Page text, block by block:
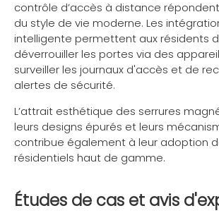
contrôle d’accès à distance
du style de vie moderne. Les
intelligente permettent aux résidents
déverrouiller les portes via des
surveiller les journaux d'accès et de
alertes de sécurité.
L’attrait esthétique des serrures
leurs designs épurés et leurs
contribue également à leur adoption
résidentiels haut de gamme.
Études de cas et avis